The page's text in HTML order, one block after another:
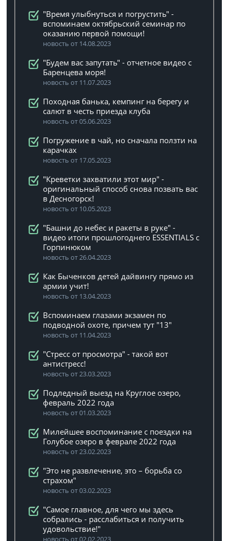
"Время улыбнуться и погрустить" -
вспоминаем октябрьский семинар по
оказанию первой помощи!
новость от 14.08.2023
"Будем вас запутать" - отчетное видео с
Баренцева моря!
новость от 11.07.2023
Походная банька, кемпинг на берегу и
салют в честь приезда клуба
новость от 05.06.2023
Погружение в чай, но сначала ползти на
карачках
новость от 17.05.2023
"Креветки захватили этот мир" -
оригинальный способ снова позвать вас
в Десногорск!
новость от 10.05.2023
"Башни до небес и ракеты в руке" -
видео итоги прошлогоднего ESSENTIALS с
Горпинюком
новость от 26.04.2023
Как Быченков детей дайвингу прямо из
армии учит!
новость от 13.04.2023
Вспоминаем глазами экзамен по
подводной охоте, причем тут "13"
новость от 11.04.2023
"Стресс от просмотра" - такой вот
антистресс!
новость от 23.03.2023
Подледный выезд на Круглое озеро,
февраль 2022 года
новость от 01.03.2023
Милейшее воспоминание с поездки на
Голубое озеро в феврале 2022 года
новость от 23.02.2023
"Это не развлечение, это – борьба со
страхом"
новость от 03.02.2023
"Самое главное, для чего мы здесь
собрались - расслабиться и получить
удовольствие!"
новость от 02.02.2023